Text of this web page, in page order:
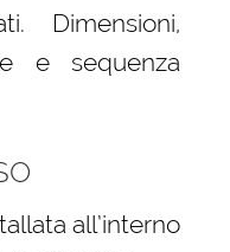
Dimensioni,
e sequenza
all’interno